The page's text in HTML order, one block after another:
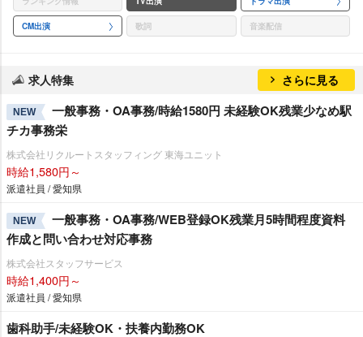
CM出演 歌詞 音楽配信
求人特集 さらに見る
NEW
一般事務・OA事務/時給1580円 未経験OK残業少なめ駅
チカ事務栄
株式会社リクルートスタッフィング 東海ユニット
時給1,580円～
派遣社員 / 愛知県
NEW
一般事務・OA事務/WEB登録OK残業月5時間程度資料
作成と問い合わせ対応事務
株式会社スタッフサービス
時給1,400円～
派遣社員 / 愛知県
歯科助手/未経験OK・扶養内勤務OK